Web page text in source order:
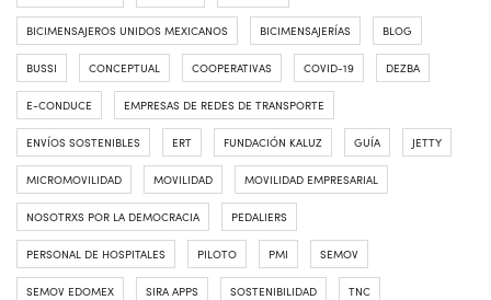
BICIMENSAJEROS UNIDOS MEXICANOS BICIMENSAJERÍAS BLOG
BUSSI CONCEPTUAL COOPERATIVAS COVID-19 DEZBA
E-CONDUCE EMPRESAS DE REDES DE TRANSPORTE
ENVÍOS SOSTENIBLES ERT FUNDACIÓN KALUZ GUÍA JETTY
MICROMOVILIDAD MOVILIDAD MOVILIDAD EMPRESARIAL
NOSOTRXS POR LA DEMOCRACIA PEDALIERS
PERSONAL DE HOSPITALES PILOTO PMI SEMOV
SEMOV EDOMEX SIRA APPS SOSTENIBILIDAD TNC